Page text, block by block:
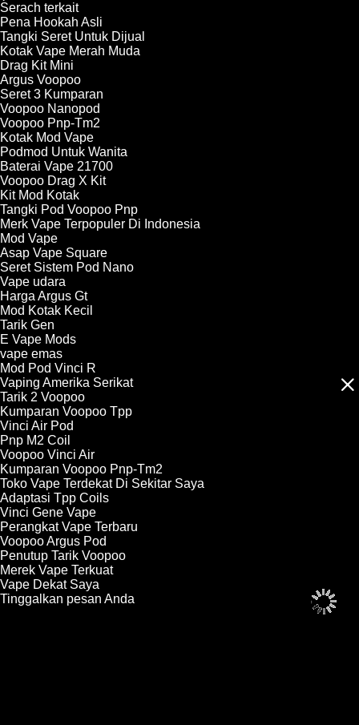
Serach terkait
Pena Hookah Asli
Tangki Seret Untuk Dijual
Kotak Vape Merah Muda
Drag Kit Mini
Argus Voopoo
Seret 3 Kumparan
Voopoo Nanopod
Voopoo Pnp-Tm2
Kotak Mod Vape
Podmod Untuk Wanita
Baterai Vape 21700
Voopoo Drag X Kit
Kit Mod Kotak
Tangki Pod Voopoo Pnp
Merk Vape Terpopuler Di Indonesia
Mod Vape
Asap Vape Square
Seret Sistem Pod Nano
Vape udara
Harga Argus Gt
Mod Kotak Kecil
Tarik Gen
E Vape Mods
vape emas
Mod Pod Vinci R
Vaping Amerika Serikat
Tarik 2 Voopoo
Kumparan Voopoo Tpp
Vinci Air Pod
Pnp M2 Coil
Voopoo Vinci Air
Kumparan Voopoo Pnp-Tm2
Toko Vape Terdekat Di Sekitar Saya
Adaptasi Tpp Coils
Vinci Gene Vape
Perangkat Vape Terbaru
Voopoo Argus Pod
Penutup Tarik Voopoo
Merek Vape Terkuat
Vape Dekat Saya
Tinggalkan pesan Anda